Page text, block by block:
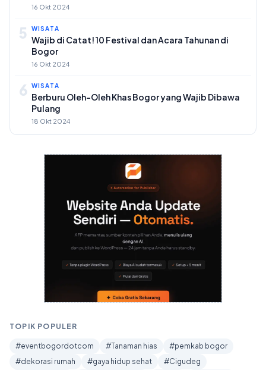
16 Okt 2024
5 WISATA
Wajib di Catat! 10 Festival dan Acara Tahunan di
Bogor
16 Okt 2024
6 WISATA
Berburu Oleh-Oleh Khas Bogor yang Wajib Dibawa
Pulang
18 Okt 2024
TOPIK POPULER
#eventbogordotcom #Tanaman hias
#pemkab bogor
#dekorasi rumah
#gaya hidup sehat
#Cigudeg